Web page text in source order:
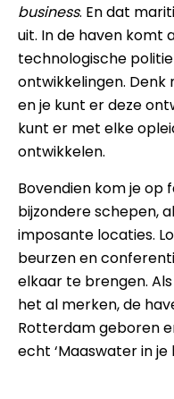
business. En dat
uit. In de haven komt
technologische
ontwikkelingen.
en je kunt er deze
kunt er met elke
ontwikkelen.
Bovendien kom je op
bijzondere schepen,
imposante locaties.
beurzen en
elkaar te brengen.
het al merken, de
Rotterdam geboren
echt ‘Maaswater in je